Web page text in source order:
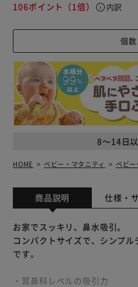
106ポイント （1倍） info 内訳
8～14日
HOME ベビー・マタニティ ベビ
商品説明 仕様・
お家でスッキリ、鼻水吸引。
コンパクトサイズで、シンプ
です。
・耳鼻科レベルの吸引力